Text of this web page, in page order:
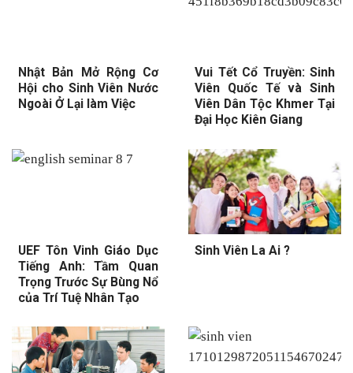
Nhật Bản Mở Rộng Cơ
Hội cho Sinh Viên Nước
Ngoài Ở Lại làm Việc
Vui Tết Cổ Truyền: Sinh
Viên Quốc Tế và Sinh
Viên Dân Tộc Khmer Tại
Đại Học Kiên Giang
UEF Tôn Vinh Giáo Dục
Tiếng Anh: Tầm Quan
Trọng Trước Sự Bùng Nổ
của Trí Tuệ Nhân Tạo
Sinh Viên La Ai ?